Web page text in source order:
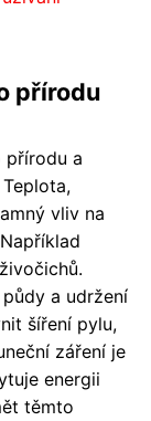
přírodu
přírodu a
vliv na
a udržení
šíření pylu,
záření je
energii
těmto